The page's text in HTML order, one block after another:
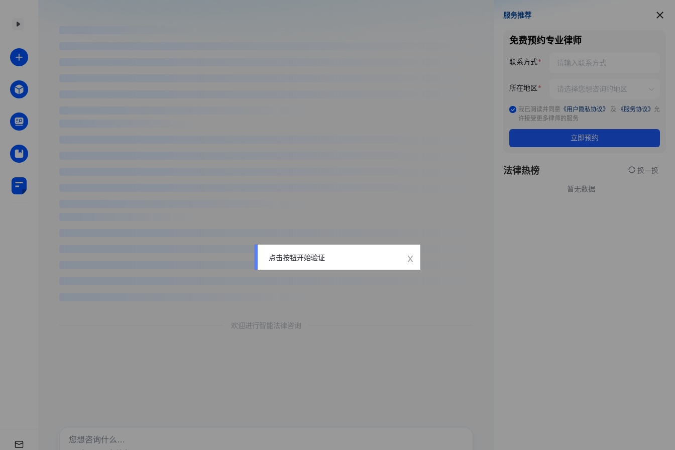
欢迎进行智能法律咨询
服务推荐
服务推荐
免费预约专业律师
联系方式
所在地区
我已阅读并同意 《用户隐私协议》 及 《服务协议》 允
许接受更多律师的服务
立即预约
法律热榜 换一换
暂无数据
点击按钮开始验证 x